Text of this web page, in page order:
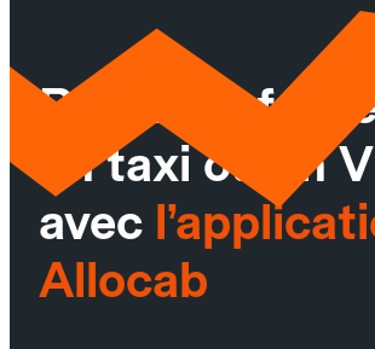
Réservez
un taxi ou un
avec
Allocab